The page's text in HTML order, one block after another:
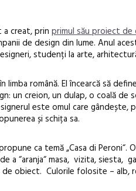
creat, prin primul său proiect de
de design din lume. Anul
studenți la arte,
limba română. El încearcă să
un creion, un dulap, o coală
este omul care gândește,
și schița sa.
ca temă „Casa di
a “aranja“ masa, vizita, siesta,
obiect. Culorile folosite – alb,